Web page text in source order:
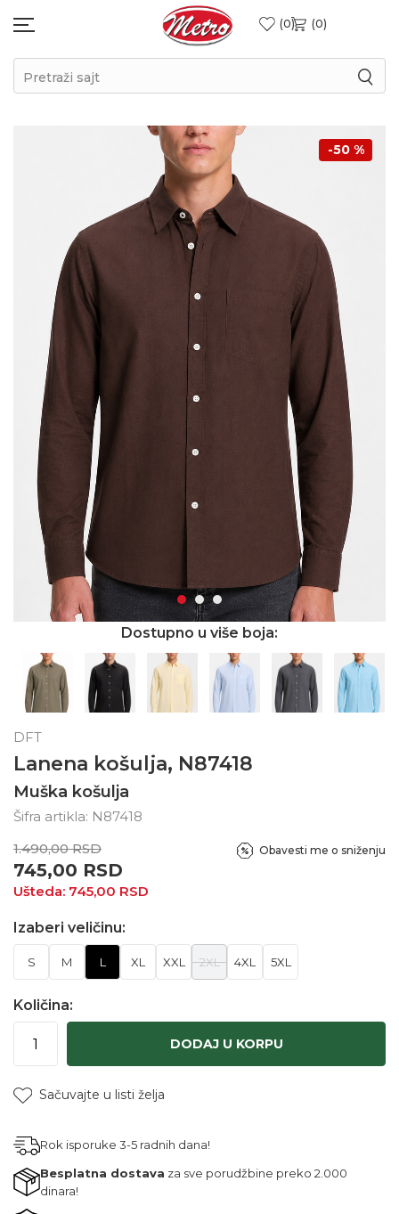
0 0
Pretraži sajt
-50 %
Dostupno u više boja:
DFT
Lanena košulja, N87418
Muška košulja
Šifra artikla: N87418
1.490,00 RSD
745,00 RSD
Ušteda: 745,00 RSD
Obavesti me o sniženju
Izaberi veličinu:
S M L XL XXL 2XL 4XL 5XL
Količina:
DODAJ U KORPU
Sačuvajte u listi želja
Rok isporuke 3-5 radnih dana!
Besplatna dostava za sve porudžbine preko 2.000
dinara!